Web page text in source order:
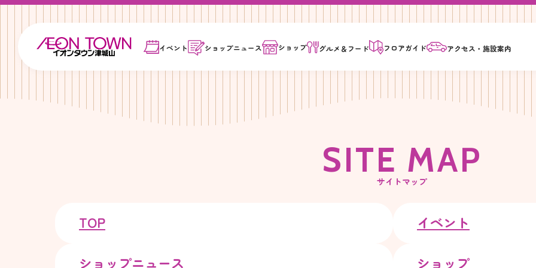
イベント ショップニュース ショップ グルメ＆ フード フロアガイド アクセス・施設案内
SITE MAP
サイトマップ
TOP イベント
ショップニュース ショップ